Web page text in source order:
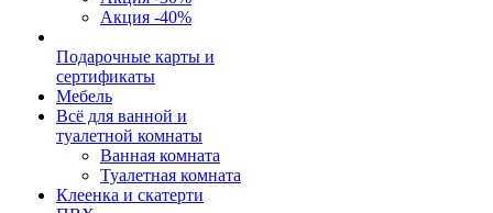
Акция -40%
Подарочные карты и
сертификаты
Мебель
Всё для ванной и
туалетной комнаты
Ванная комната
Туалетная комната
Клеенка и скатерти